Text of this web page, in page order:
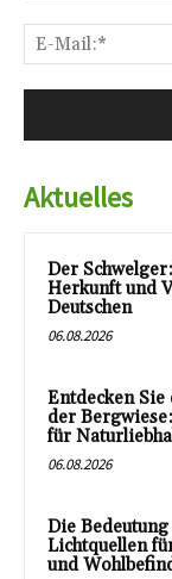
Aktuelles
Der
Herkunft und
Deutschen
06.08.2026
Entdecken Sie
der
für
06.08.2026
Die
Lichtquellen
und